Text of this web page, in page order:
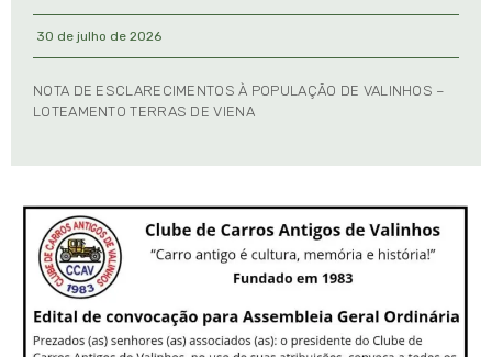
30 de julho de 2026
NOTA DE ESCLARECIMENTOS À POPULAÇÃO DE VALINHOS –
LOTEAMENTO TERRAS DE VIENA